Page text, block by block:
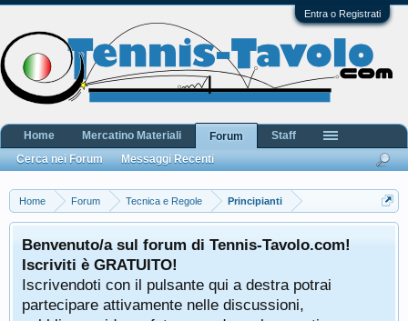
Entra o Registrati
Home Forum Tecnica e Regole Principianti
Benvenuto/a sul forum di Tennis-Tavolo.com!
Iscriviti è GRATUITO!
Iscrivendoti con il pulsante qui a destra potrai
partecipare attivamente nelle discussioni,
Home Mercatino Materiali
Forum
Cerca nei Forum
Messaggi Recenti
Staff